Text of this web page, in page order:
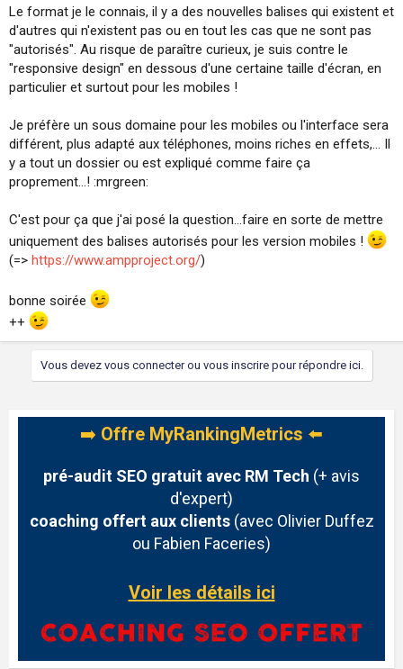
Le format je le connais, il y a des nouvelles balises qui existent et
d'autres qui n'existent pas ou en tout les cas que ne sont pas
"autorisés". Au risque de paraître curieux, je suis contre le
"responsive design" en dessous d'une certaine taille d'écran, en
particulier et surtout pour les mobiles !
Je préfère un sous domaine pour les mobiles ou l'interface sera
différent, plus adapté aux téléphones, moins riches en effets,... Il
y a tout un dossier ou est expliqué comme faire ça
proprement...! :mrgreen:
C'est pour ça que j'ai posé la question...faire en sorte de mettre
uniquement des balises autorisés pour les version mobiles !
(=> https://www.ampproject.org/)
bonne soirée
++
Vous devez vous connecter ou vous inscrire pour répondre ici.
➡️ Offre MyRankingMetrics ⬅️
pré-audit SEO gratuit avec RM Tech (+ avis
d'expert)
coaching offert aux clients(avec Olivier Duffez
ou Fabien Faceries)
Voir les détails ici